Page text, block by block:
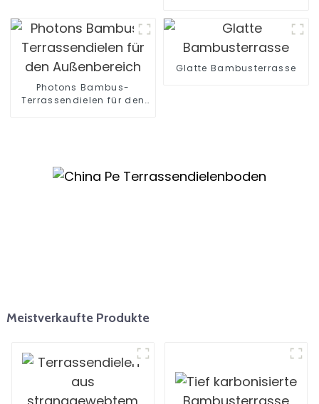
Photons Bambus-
Terrassendielen für den
Glatte Bambusterrasse
Meistverkaufte Produkte